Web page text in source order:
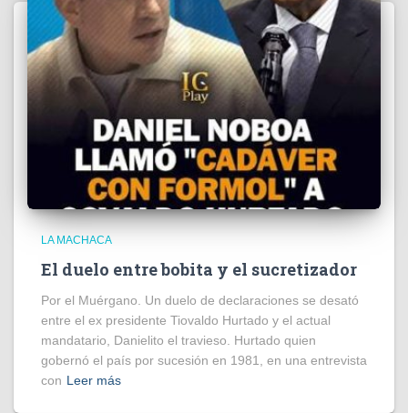
LA MACHACA
El duelo entre bobita y el sucretizador
Por el Muérgano. Un duelo de declaraciones se desató
entre el ex presidente Tiovaldo Hurtado y el actual
mandatario, Danielito el travieso. Hurtado quien
gobernó el país por sucesión en 1981, en una entrevista
con Leer más